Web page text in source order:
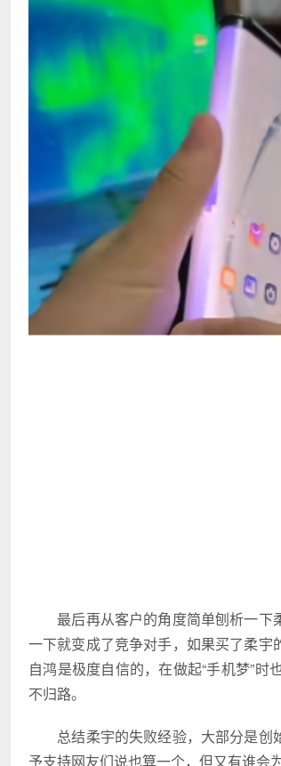
最后再从客户的角度简单刨析一下
一下就变成了竞争对手，如果买了柔
自鸿是极度自信的，在做起“手机梦”
不归路。
总结柔宇的失败经验，大部分是创
予支持网友们说也算一个，但又有谁会